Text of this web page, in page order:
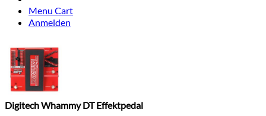
Menu Cart
Anmelden
Digitech Whammy DT Effektpedal